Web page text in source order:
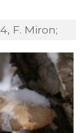
F. Miron;